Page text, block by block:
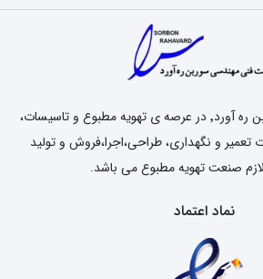
شرکت فنی مهندسی سوربن ره آورد٬ در عرصه ی تهویه مطبوع و تاسیسات،
تعمیر و نگهداری، طراحی،اجرا،فروش و تولید
صنعت تهویه مطبوع می باشد.
نماد اعتماد